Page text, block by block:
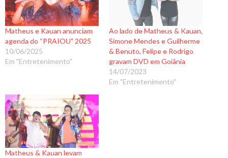
Matheus e Kauan anunciam
agenda do “PRAIOU” 2025
10/06/2025
Em "Entretenimento"
Ao lado de Matheus & Kauan,
Simone Mendes e Guilherme
& Benuto, Felipe e Rodrigo
gravam DVD em Goiânia
14/07/2023
Em "Entretenimento"
Matheus & Kauan levam